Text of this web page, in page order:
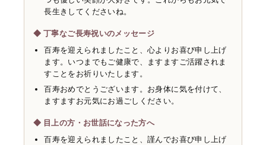
長生きしてくださいね。
◆ 丁寧なご長寿祝いのメッセージ
百寿を迎えられましたこと、心よりお喜び申し上げ
ます。いつまでもご健康で、ますますご活躍されま
すことをお祈りいたします。
百寿おめでとうございます。お身体に気を付けて、
ますますお元気にお過ごしください。
◆ 目上の方・お世話になった方へ
百寿を迎えられましたこと、謹んでお喜び申し上げ